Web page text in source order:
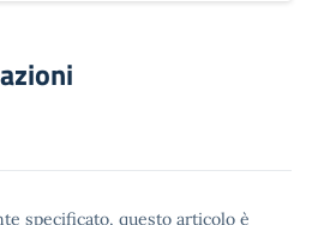
specificato, questo articolo è